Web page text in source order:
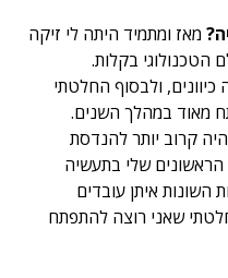
מאז ומתמיד היתה לי זיקה
הטכנולוגי בקלות.
ולבסוף החלטתי
מאוד במהלך השנים.
קרוב יותר להנדסת
הראשונים שלי בתעשיה
השונות איתן עובדים
שאני רוצה להתפתח